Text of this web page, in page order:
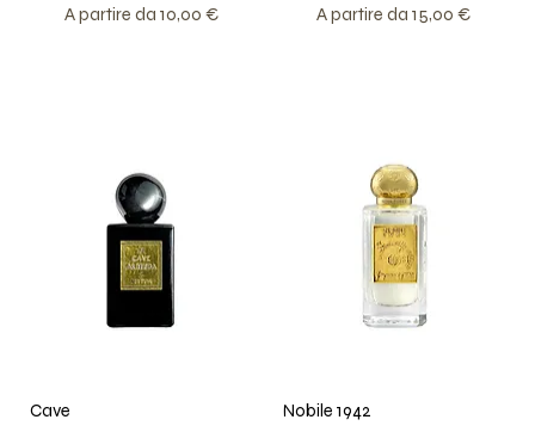
A partire da 10,00 €
Prezzo scontato A partire da15,00 €
Prezzo scontato
Cave Nobile 1942